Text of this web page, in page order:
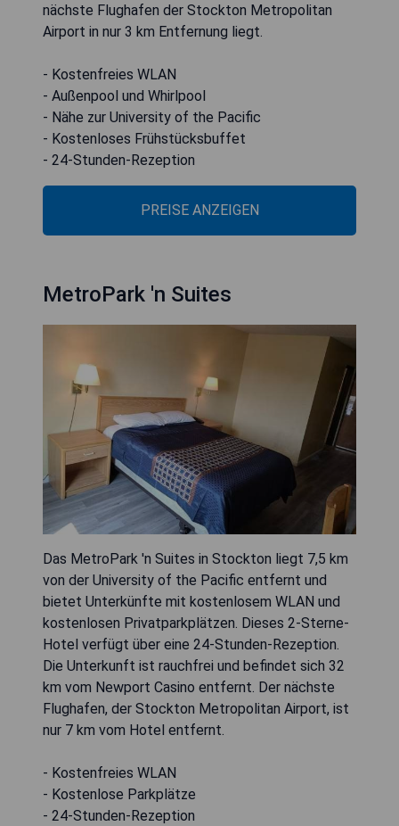
nächste Flughafen der Stockton Metropolitan
Airport in nur 3 km Entfernung liegt.
- Kostenfreies WLAN
- Außenpool und Whirlpool
- Nähe zur University of the Pacific
- Kostenloses Frühstücksbuffet
- 24-Stunden-Rezeption
PREISE ANZEIGEN
MetroPark 'n Suites
Das MetroPark 'n Suites in Stockton liegt 7,5 km
von der University of the Pacific entfernt und
bietet Unterkünfte mit kostenlosem WLAN und
kostenlosen Privatparkplätzen. Dieses 2-Sterne-
Hotel verfügt über eine 24-Stunden-Rezeption.
Die Unterkunft ist rauchfrei und befindet sich 32
km vom Newport Casino entfernt. Der nächste
Flughafen, der Stockton Metropolitan Airport, ist
nur 7 km vom Hotel entfernt.
- Kostenfreies WLAN
- Kostenlose Parkplätze
- 24-Stunden-Rezeption